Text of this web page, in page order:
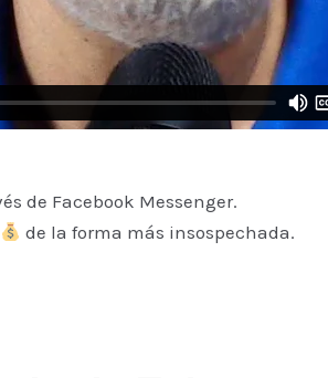
de Facebook Messenger.
de la forma más insospechada.